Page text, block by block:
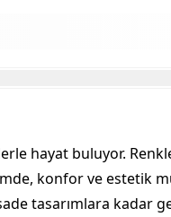
hayat buluyor.
konfor ve estetik
tasarımlara kadar